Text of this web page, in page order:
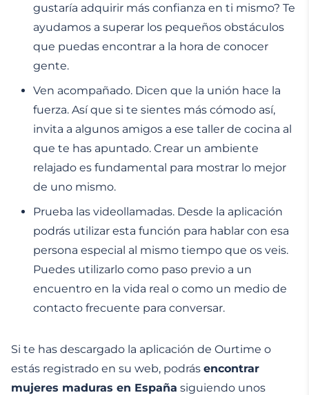
gustaría adquirir más confianza en ti mismo? Te
ayudamos a superar los pequeños obstáculos
que puedas encontrar a la hora de conocer
gente.
Ven acompañado. Dicen que la unión hace la
fuerza. Así que si te sientes más cómodo así,
invita a algunos amigos a ese taller de cocina al
que te has apuntado. Crear un ambiente
relajado es fundamental para mostrar lo mejor
de uno mismo.
Prueba las videollamadas. Desde la aplicación
podrás utilizar esta función para hablar con esa
persona especial al mismo tiempo que os veis.
Puedes utilizarlo como paso previo a un
encuentro en la vida real o como un medio de
contacto frecuente para conversar.
Si te has descargado la aplicación de Ourtime o
estás registrado en su web, podrás encontrar
mujeres maduras en España siguiendo unos